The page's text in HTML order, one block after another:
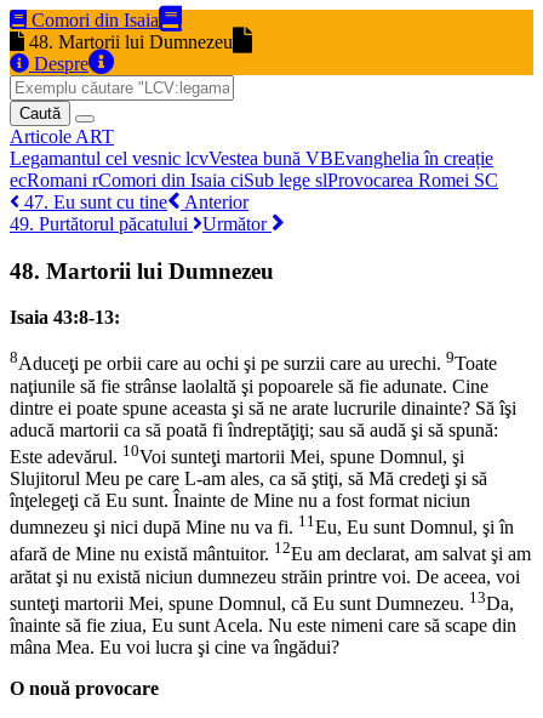
Comori din Isaia
48. Martorii lui Dumnezeu
Despre
Caută
Articole ART
Legamantul cel vesnic lcvVestea bună VBEvanghelia în creație
ecRomani rComori din Isaia ciSub lege slProvocarea Romei SC
47. Eu sunt cu tine
Anterior
49. Purtătorul păcatului
Următor
48. Martorii lui Dumnezeu
Isaia 43:8-13:
8Aduceţi pe orbii care au ochi şi pe surzii care au urechi. 9Toate
naţiunile să fie strânse laolaltă şi popoarele să fie adunate. Cine
dintre ei poate spune aceasta şi să ne arate lucrurile dinainte? Să îşi
aducă martorii ca să poată fi îndreptăţiţi; sau să audă şi să spună:
Este adevărul. 10Voi sunteţi martorii Mei, spune Domnul, şi
Slujitorul Meu pe care L-am ales, ca să ştiţi, să Mă credeţi şi să
înţelegeţi că Eu sunt. Înainte de Mine nu a fost format niciun
dumnezeu şi nici după Mine nu va fi. 11Eu, Eu sunt Domnul, şi în
afară de Mine nu există mântuitor. 12Eu am declarat, am salvat şi am
arătat şi nu există niciun dumnezeu străin printre voi. De aceea, voi
sunteţi martorii Mei, spune Domnul, că Eu sunt Dumnezeu. 13Da,
înainte să fie ziua, Eu sunt Acela. Nu este nimeni care să scape din
mâna Mea. Eu voi lucra şi cine va îngădui?
O nouă provocare